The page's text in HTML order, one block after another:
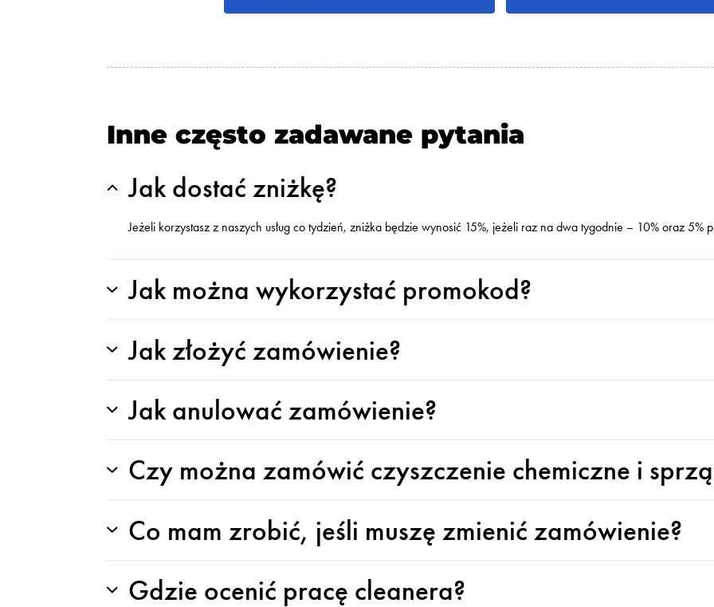
Inne często zadawane pytania
Jak dostać zniżkę?
Jeżeli korzystasz z naszych usług co tydzień, zniżka będzie wynosić 15%, jeżeli raz na dwa tygodnie – 10% oraz 5%
Jak można wykorzystać promokod?
Jak złożyć zamówienie?
Jak anulować zamówienie?
Czy można zamówić czyszczenie chemiczne i
Co mam zrobić, jeśli muszę zmienić zamówienie?
Gdzie ocenić pracę cleanera?